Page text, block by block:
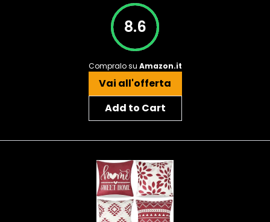
8.6
Compralo su Amazon.it
Vai all'offerta
Add to Cart